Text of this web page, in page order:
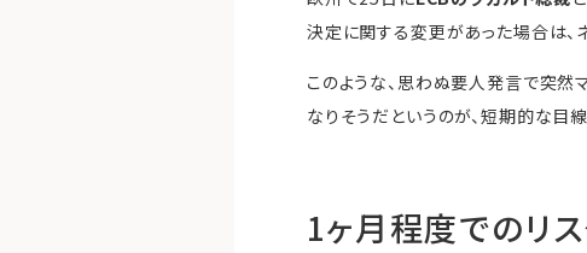
決定に関する変更があった場合は、
このような、思わぬ要人発言で突然
なりそうだというのが、短期的な目線
1ヶ月程度でのリ